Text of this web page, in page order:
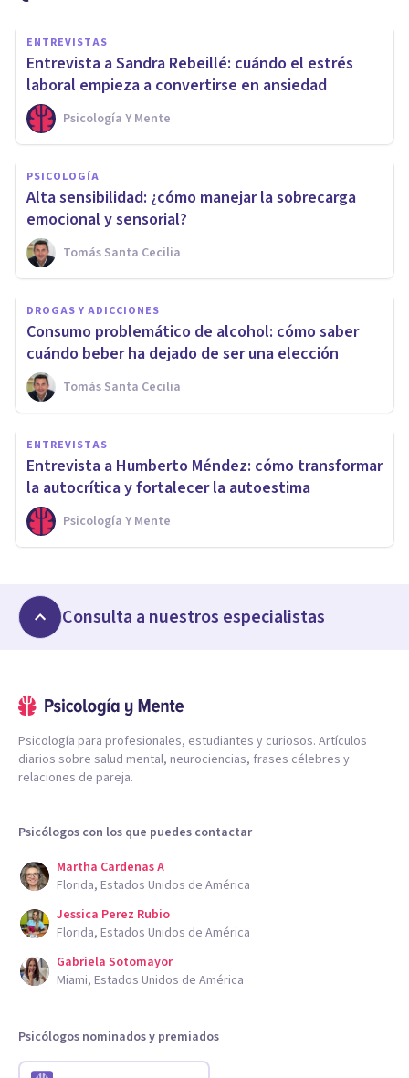
ENTREVISTAS
Entrevista a Sandra Rebeillé: cuándo el estrés
laboral empieza a convertirse en ansiedad
Psicología Y Mente
PSICOLOGÍA
Alta sensibilidad: ¿cómo manejar la sobrecarga
emocional y sensorial?
Tomás Santa Cecilia
DROGAS Y ADICCIONES
Consumo problemático de alcohol: cómo saber
cuándo beber ha dejado de ser una elección
Tomás Santa Cecilia
ENTREVISTAS
Entrevista a Humberto Méndez: cómo transformar
la autocrítica y fortalecer la autoestima
Psicología Y Mente
Consulta a nuestros especialistas
Psicología para profesionales, estudiantes y curiosos. Artículos
diarios sobre salud mental, neurociencias, frases célebres y
relaciones de pareja.
Psicólogos con los que puedes contactar
Martha Cardenas A
Florida, Estados Unidos de América
Jessica Perez Rubio
Florida, Estados Unidos de América
Gabriela Sotomayor
Miami, Estados Unidos de América
Psicólogos nominados y premiados